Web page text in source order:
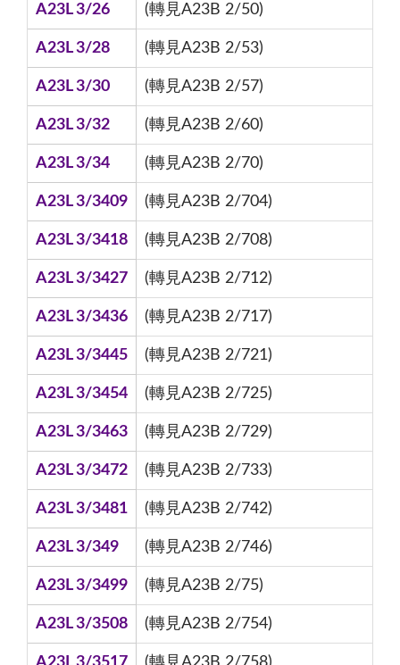
A23L 3/26 (轉見A23B 2/50)
A23L 3/28 (轉見A23B 2/53)
A23L 3/30 (轉見A23B 2/57)
A23L 3/32 (轉見A23B 2/60)
A23L 3/34 (轉見A23B 2/70)
A23L 3/3409 (轉見A23B 2/704)
A23L 3/3418 (轉見A23B 2/708)
A23L 3/3427 (轉見A23B 2/712)
A23L 3/3436 (轉見A23B 2/717)
A23L 3/3445 (轉見A23B 2/721)
A23L 3/3454 (轉見A23B 2/725)
A23L 3/3463 (轉見A23B 2/729)
A23L 3/3472 (轉見A23B 2/733)
A23L 3/3481 (轉見A23B 2/742)
A23L 3/349 (轉見A23B 2/746)
A23L 3/3499 (轉見A23B 2/75)
A23L 3/3508 (轉見A23B 2/754)